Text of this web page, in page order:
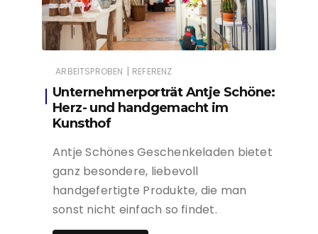
ARBEITSPROBEN | REFERENZ
Unternehmerporträt Antje Schöne:
Herz- und handgemacht im
Kunsthof
Antje Schönes Geschenkeladen bietet
ganz besondere, liebevoll
handgefertigte Produkte, die man
sonst nicht einfach so findet.